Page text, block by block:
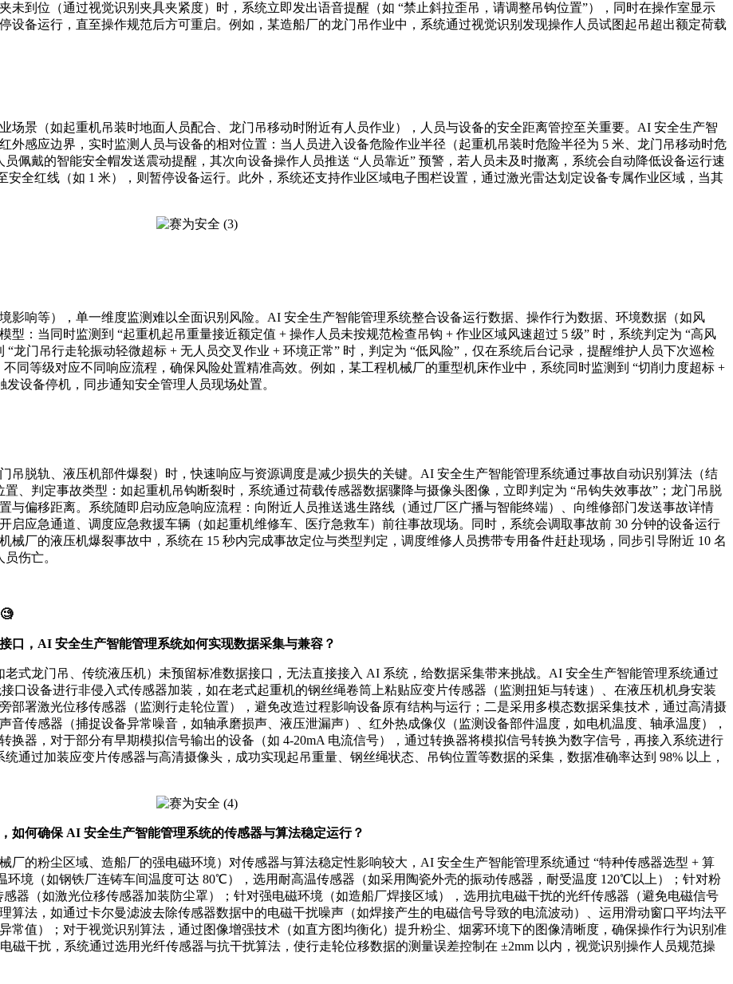
未到位（通过视觉识别夹具夹紧度）时，系统立即发出语音提醒（如 “禁止斜拉歪吊，请调整吊钩位置”），同时在操作室显示
设备运行，直至操作规范后方可重启。例如，某造船厂的龙门吊作业中，系统通过视觉识别发现操作人员试图起吊超出额定荷载
场景（如起重机吊装时地面人员配合、龙门吊移动时附近有人员作业），人员与设备的安全距离管控至关重要。AI 安全生产智
外感应边界，实时监测人员与设备的相对位置：当人员进入设备危险作业半径（起重机吊装时危险半径为 5 米、龙门吊移动时危
佩戴的智能安全帽发送震动提醒，其次向设备操作人员推送 “人员靠近” 预警，若人员未及时撤离，系统会自动降低设备运行速
安全红线（如 1 米），则暂停设备运行。此外，系统还支持作业区域电子围栏设置，通过激光雷达划定设备专属作业区域，当其
影响等），单一维度监测难以全面识别风险。AI 安全生产智能管理系统整合设备运行数据、操作行为数据、环境数据（如风
：当同时监测到 “起重机起吊重量接近额定值 + 操作人员未按规范检查吊钩 + 作业区域风速超过 5 级” 时，系统判定为 “高风
龙门吊行走轮振动轻微超标 + 无人员交叉作业 + 环境正常” 时，判定为 “低风险”，仅在系统后台记录，提醒维护人员下次巡检
同等级对应不同响应流程，确保风险处置精准高效。例如，某工程机械厂的重型机床作业中，系统同时监测到 “切削力度超标 +
设备停机，同步通知安全管理人员现场处置。
吊脱轨、液压机部件爆裂）时，快速响应与资源调度是减少损失的关键。AI 安全生产智能管理系统通过事故自动识别算法（结
、判定事故类型：如起重机吊钩断裂时，系统通过荷载传感器数据骤降与摄像头图像，立即判定为 “吊钩失效事故”；龙门吊脱
与偏移距离。系统随即启动应急响应流程：向附近人员推送逃生路线（通过厂区广播与智能终端）、向维修部门发送事故详情
启应急通道、调度应急救援车辆（如起重机维修车、医疗急救车）前往事故现场。同时，系统会调取事故前 30 分钟的设备运行
厂的液压机爆裂事故中，系统在 15 秒内完成事故定位与类型判定，调度维修人员携带专用备件赶赴现场，同步引导附近 10 名
伤亡。
口，AI 安全生产智能管理系统如何实现数据采集与兼容？
式龙门吊、传统液压机）未预留标准数据接口，无法直接接入 AI 系统，给数据采集带来挑战。AI 安全生产智能管理系统通过
口设备进行非侵入式传感器加装，如在老式起重机的钢丝绳卷筒上粘贴应变片传感器（监测扭矩与转速）、在液压机机身安装
部署激光位移传感器（监测行走轮位置），避免改造过程影响设备原有结构与运行；二是采用多模态数据采集技术，通过高清摄
传感器（捕捉设备异常噪音，如轴承磨损声、液压泄漏声）、红外热成像仪（监测设备部件温度，如电机温度、轴承温度），
换器，对于部分有早期模拟信号输出的设备（如 4-20mA 电流信号），通过转换器将模拟信号转换为数字信号，再接入系统进行
通过加装应变片传感器与高清摄像头，成功实现起吊重量、钢丝绳状态、吊钩位置等数据的采集，数据准确率达到 98% 以上，
如何确保 AI 安全生产智能管理系统的传感器与算法稳定运行？
厂的粉尘区域、造船厂的强电磁环境）对传感器与算法稳定性影响较大，AI 安全生产智能管理系统通过 “特种传感器选型 + 算
环境（如钢铁厂连铸车间温度可达 80℃），选用耐高温传感器（如采用陶瓷外壳的振动传感器，耐受温度 120℃以上）；针对粉
器（如激光位移传感器加装防尘罩）；针对强电磁环境（如造船厂焊接区域），选用抗电磁干扰的光纤传感器（避免电磁信号
算法，如通过卡尔曼滤波去除传感器数据中的电磁干扰噪声（如焊接产生的电磁信号导致的电流波动）、运用滑动窗口平均法平
常值）；对于视觉识别算法，通过图像增强技术（如直方图均衡化）提升粉尘、烟雾环境下的图像清晰度，确保操作行为识别准
磁干扰，系统通过选用光纤传感器与抗干扰算法，使行走轮位移数据的测量误差控制在 ±2mm 以内，视觉识别操作人员规范操